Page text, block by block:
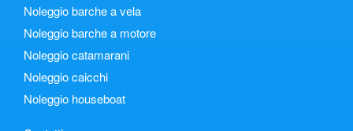
Noleggio barche a vela
Noleggio barche a motore
Noleggio catamarani
Noleggio caicchi
Noleggio houseboat